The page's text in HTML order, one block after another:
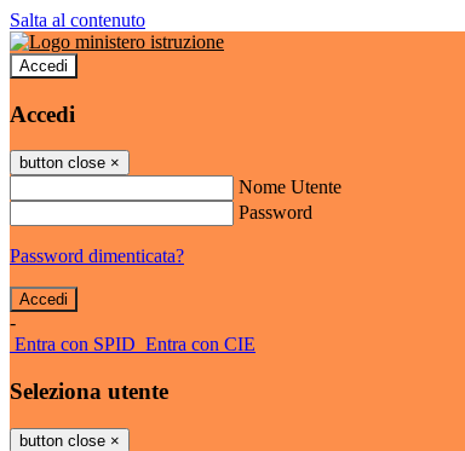
Salta al contenuto
Accedi
Accedi
button close ×
Nome Utente
Password
Password dimenticata?
-
Entra con SPID Entra con CIE
Seleziona utente
button close ×